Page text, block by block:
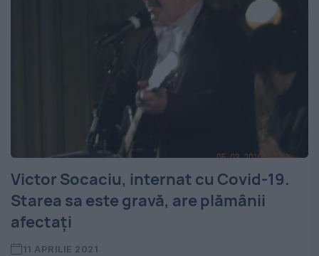
Victor Socaciu, internat cu Covid-19.
Starea sa este gravă, are plămânii
afectați
11 APRILIE 2021